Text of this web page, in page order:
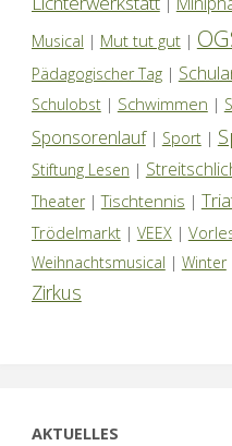
Musical | Mut tut gut|
Pädagogischer Tag|
Schulobst| Schwimmen |
Sponsorenlauf| Sport|
Stiftung Lesen |
Theater|Tischtennis |
Trödelmarkt| VEEX|
Weihnachtsmusical | Winter
Zirkus
AKTUELLES